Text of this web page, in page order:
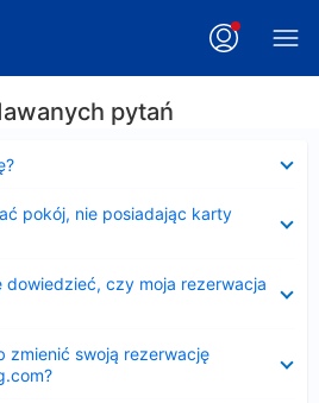
pytań
pokój, nie posiadając karty
dowiedzieć, czy moja rezerwacja
zmienić swoją rezerwację